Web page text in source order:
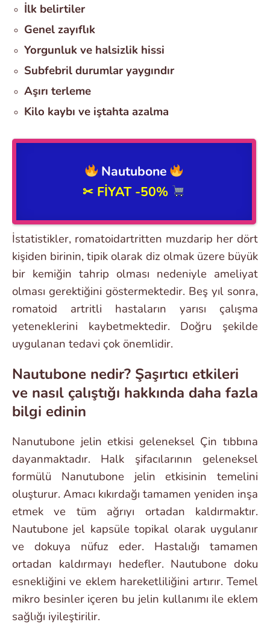
İlk belirtiler
Genel zayıflık
Yorgunluk ve halsizlik hissi
Subfebril durumlar yaygındır
Aşırı terleme
Kilo kaybı ve iştahta azalma
Nautubone
✂ FİYAT -50%
İstatistikler, romatoidartritten muzdarip her dört
kişiden birinin, tipik olarak diz olmak üzere büyük
bir kemiğin tahrip olması nedeniyle ameliyat
olması gerektiğini göstermektedir. Beş yıl sonra,
romatoid artritli hastaların yarısı çalışma
yeteneklerini kaybetmektedir. Doğru şekilde
uygulanan tedavi çok önemlidir.
Nautubone nedir? Şaşırtıcı etkileri
ve nasıl çalıştığı hakkında daha fazla
bilgi edinin
Nanutubone jelin etkisi geleneksel Çin tıbbına
dayanmaktadır. Halk şifacılarının geleneksel
formülü Nanutubone jelin etkisinin temelini
oluşturur. Amacı kıkırdağı tamamen yeniden inşa
etmek ve tüm ağrıyı ortadan kaldırmaktır.
Nautubone jel kapsüle topikal olarak uygulanır
ve dokuya nüfuz eder. Hastalığı tamamen
ortadan kaldırmayı hedefler. Nautubone doku
esnekliğini ve eklem hareketliliğini artırır. Temel
mikro besinler içeren bu jelin kullanımı ile eklem
sağlığı iyileştirilir.